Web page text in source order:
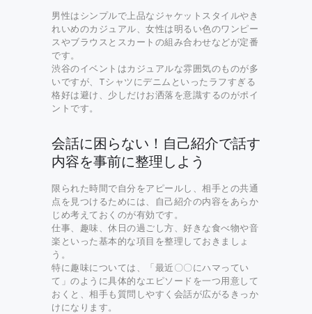
男性はシンプルで上品なジャケットスタイルやき
れいめのカジュアル、女性は明るい色のワンピー
スやブラウスとスカートの組み合わせなどが定番
です。
渋谷のイベントはカジュアルな雰囲気のものが多
いですが、Tシャツにデニムといったラフすぎる
格好は避け、少しだけお洒落を意識するのがポイ
ントです。
会話に困らない！自己紹介で話す
内容を事前に整理しよう
限られた時間で自分をアピールし、相手との共通
点を見つけるためには、自己紹介の内容をあらか
じめ考えておくのが有効です。
仕事、趣味、休日の過ごし方、好きな食べ物や音
楽といった基本的な項目を整理しておきましょ
う。
特に趣味については、「最近〇〇にハマってい
て」のように具体的なエピソードを一つ用意して
おくと、相手も質問しやすく会話が広がるきっか
けになります。